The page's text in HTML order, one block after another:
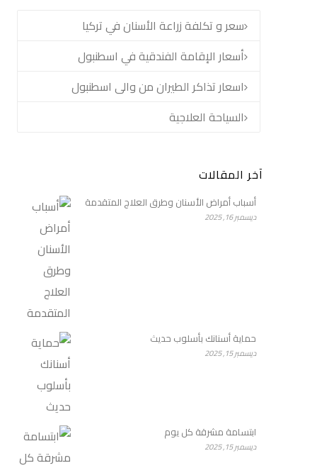
سعر و تكلفة زراعة الأسنان في تركيا
أسعار الإقامة الفندقية في اسطنبول
اسعار تذاكر الطيران من والى اسطنبول
السياحة العلاجية
آخر المقالات
أسباب أمراض الأسنان وطرق العلاج المتقدمة
ديسمبر 16, 2025
حماية أسنانك بأسلوب حديث
ديسمبر 15, 2025
ابتسامة مشرقة كل يوم
ديسمبر 15, 2025